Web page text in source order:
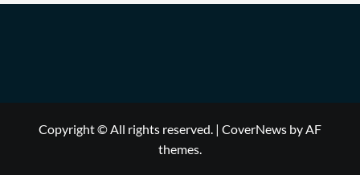
Copyright © All rights reserved. | CoverNews by AF
themes.